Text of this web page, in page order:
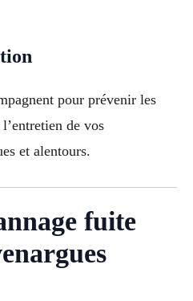
pour prévenir les
de vos
et alentours.
fuite